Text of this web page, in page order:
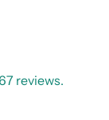
reviews.